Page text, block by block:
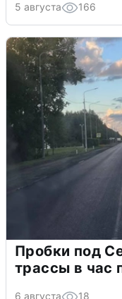
5 августа 166
Пробки под
трассы в час
6 августа 18